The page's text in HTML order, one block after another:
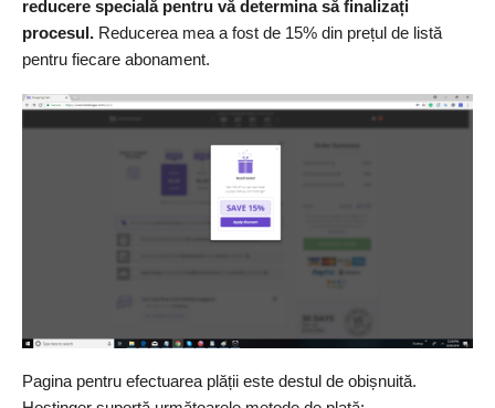
reducere specială pentru vă determina să finalizați
procesul. Reducerea mea a fost de 15% din prețul de listă
pentru fiecare abonament.
Pagina pentru efectuarea plății este destul de obișnuită.